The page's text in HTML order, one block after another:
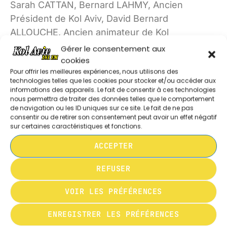
Gérer le consentement aux
cookies
Pour offrir les meilleures expériences, nous utilisons des
technologies telles que les cookies pour stocker et/ou accéder aux
informations des appareils. Le fait de consentir à ces technologies
nous permettra de traiter des données telles que le comportement
de navigation ou les ID uniques sur ce site. Le fait de ne pas
consentir ou de retirer son consentement peut avoir un effet négatif
sur certaines caractéristiques et fonctions.
ACCEPTER
REFUSER
VOIR LES PRÉFÉRENCES
ENREGISTRER LES PRÉFÉRENCES
L’INFORMATION EN DIRECT
18:00 - 20:00
MUSIQUE
20:00 - 23:59
Sarah CATTAN, Bernard LAHMY, Ancien
Président de Kol Aviv, David Bernard
ALLOUCHE, Ancien animateur de Kol
Aviv, Nathan LEVY, et tous les chroniqueurs
EDITO DE SARAH CATTAN 050726
LE BILLET D’ÉRICK 050726
GRAND PLATEAU 210626 BORIS
EDITO DE SARAH CATTAN 210626